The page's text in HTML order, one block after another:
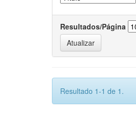
Resultados/Página
Resultado 1-1 de 1.